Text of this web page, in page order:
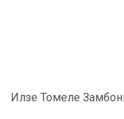
Илзе Томеле